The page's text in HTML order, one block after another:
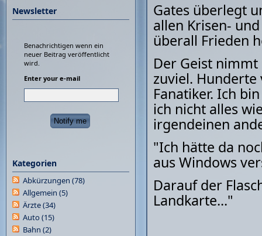
Gates überlegt
allen Krisen-
überall Frieden
Der Geist
zuviel. Hunderte
Fanatiker. Ich
ich nicht alles
irgendeinen
"Ich hätte da
aus Windows
Darauf der
Landkarte..."
Newsletter
Benachrichtigen wenn ein
neuer Beitrag veröffentlicht
wird.
Enter your e-mail
Kategorien
Abkürzungen (78)
Allgemein (5)
Ärzte(34)
Auto(15)
Bahn (2)